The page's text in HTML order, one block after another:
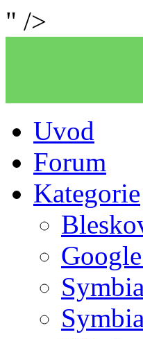
" />
Uvod
Forum
Kategorie